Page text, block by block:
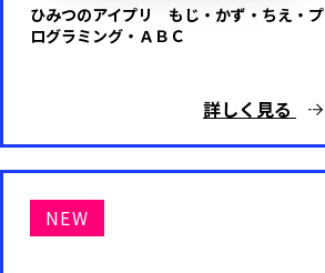
ひみつのアイプリ もじ・かず・ちえ・プ
ログラミング・ＡＢＣ
詳しく見る
NEW